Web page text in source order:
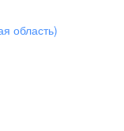
область)